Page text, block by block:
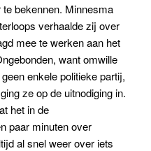
bekennen. Minnesma
verhaalde zij over
mee te werken aan het
want omwille
enkele politieke partij,
ze op de uitnodiging in.
het in de
paar minuten over
al snel weer over iets